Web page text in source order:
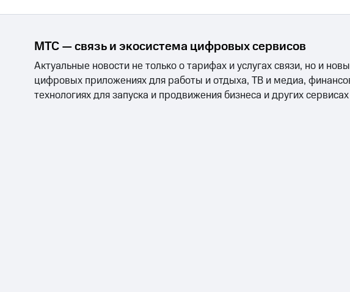
МТС — связь и экосистема цифровых сервисов
Актуальные новости не только о тарифах и услугах связи, но и
цифровых приложениях для работы и отдыха, ТВ и медиа,
технологиях для запуска и продвижения бизнеса и других